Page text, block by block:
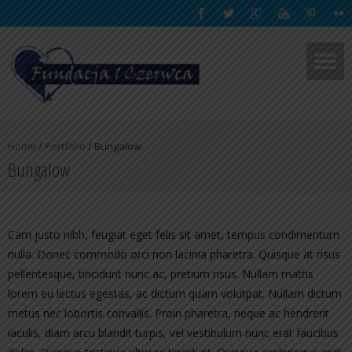
Home / Portfolio / Bungalow
Bungalow
Cam justo nibh, feugiat eget felis sit amet, tempus condimentum
nulla. Donec commodo orci non lacinia pharetra. Quisque at risus
pellentesque, tincidunt nunc ac, pretium risus. Nullam mattis
lorem eu lectus egestas, ac dictum quam volutpat. Nullam dictum
metus nec lobortis convallis. Proin pharetra, neque ac hendrerit
iaculis, diam arcu blandit turpis, vel vestibulum nunc erat faucibus